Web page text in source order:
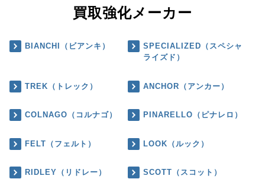
買取強化メーカー
BIANCHI（ビアンキ）
SPECIALIZED（スペシャ
ライズド）
TREK（トレック） ANCHOR（アンカー）
COLNAGO（コルナゴ） PINARELLO（ピナレロ）
FELT（フェルト） LOOK（ルック）
RIDLEY（リドレー） SCOTT（スコット）